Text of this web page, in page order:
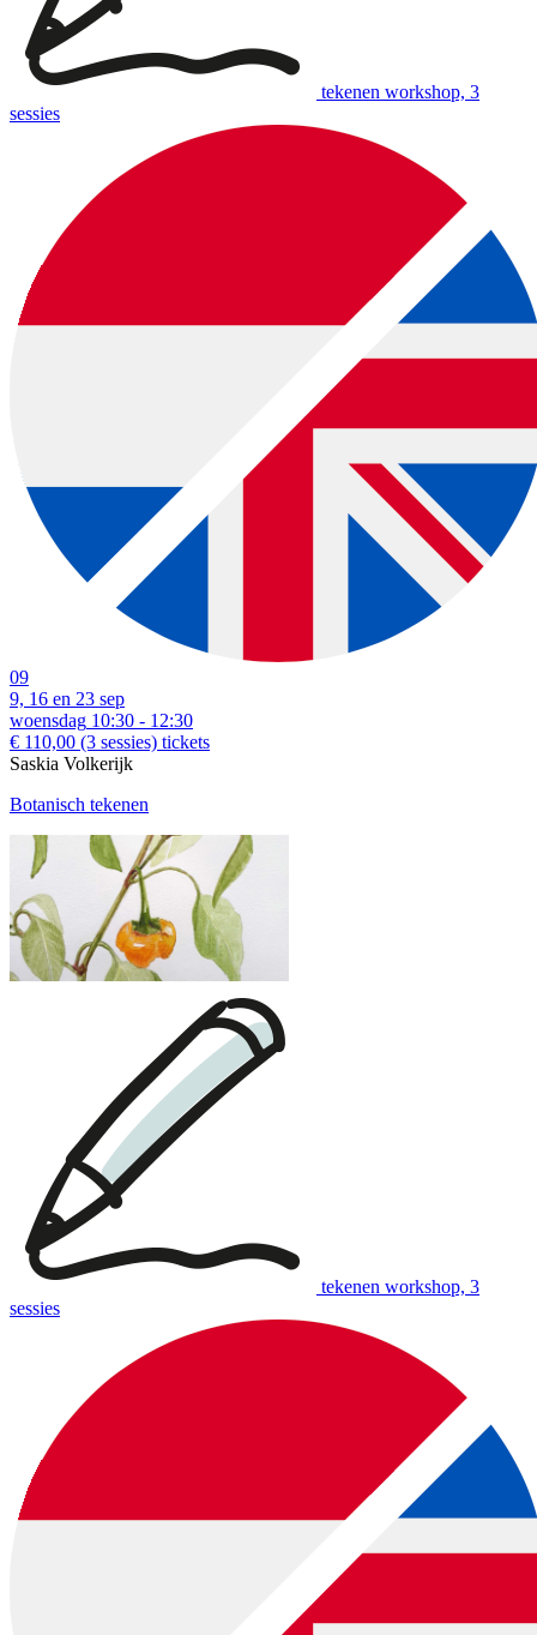
tekenen workshop, 3
sessies
09
9, 16 en 23 sep
woensdag 10:30 - 12:30
€ 110,00 (3 sessies) tickets
Saskia Volkerijk
Botanisch tekenen
tekenen workshop, 3
sessies